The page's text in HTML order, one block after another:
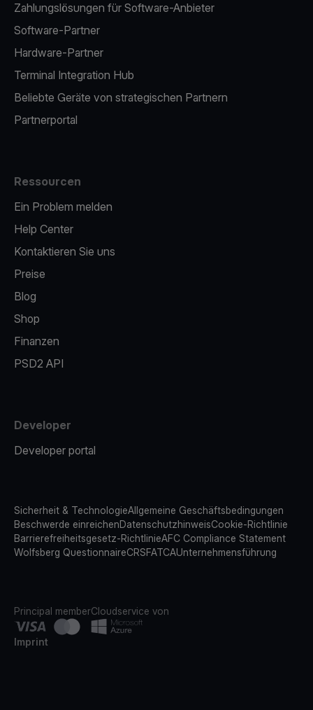
Zahlungslösungen für Software-Anbieter
Software-Partner
Hardware-Partner
Terminal Integration Hub
Beliebte Geräte von strategischen Partnern
Partnerportal
Ressourcen
Ein Problem melden
Help Center
Kontaktieren Sie uns
Preise
Blog
Shop
Finanzen
PSD2 API
Developer
Developer portal
Sicherheit & TechnologieAllgemeine Geschäftsbedingungen
Beschwerde einreichenDatenschutzhinweisCookie-Richtlinie
Barrierefreiheitsgesetz-RichtlinieAFC Compliance Statement
Wolfsberg QuestionnaireCRSFATCAUnternehmensführung
Principal memberCloudservice von
Imprint